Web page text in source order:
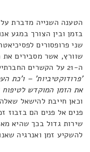
הטענה השנייה מדברת על
בזמן ובין הצורך במגע
שני פרופסורים
שוורץ, אשר מסבירים
ה-21 על הקשרים החברתיים שלנו.
'פרודוקטיביות' – ו'כת
את הזמן המוקדש לטיפוח
וכאן חייבת להישאל
פנים אל פנים הם בזבוז
שירות גדול בכך שהיא
להשקיע זמן ואנרגיה